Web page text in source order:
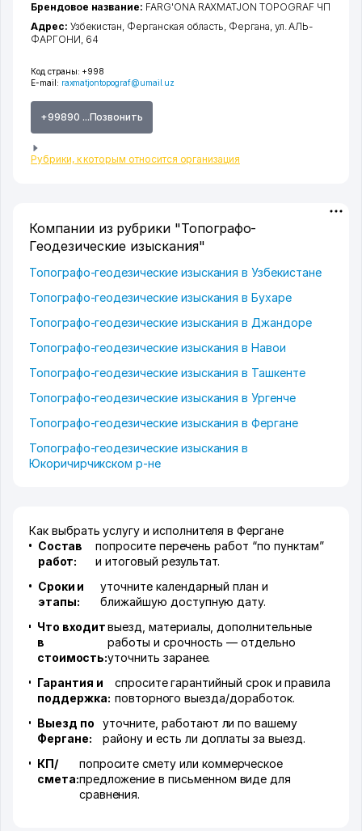
Код страны: +998
E-mail: raxmatjontopograf@umail.uz
+99890 ...Позвонить
Рубрики, к которым относится организация
Брендовое название: FARG'ONA RAXMATJON TOPOGRAF ЧП
Адрес: Узбекистан, Ферганская область, Фергана, ул. АЛЬ-
ФАРГОНИ, 64
Компании из рубрики "Топографо-
Геодезические изыскания"
Топографо-геодезические изыскания в Узбекистане
Топографо-геодезические изыскания в Бухаре
Топографо-геодезические изыскания в Джандоре
Топографо-геодезические изыскания в Навои
Топографо-геодезические изыскания в Ташкенте
Топографо-геодезические изыскания в Ургенче
Топографо-геодезические изыскания в Фергане
Топографо-геодезические изыскания в
Юкоричирчикском р-не
Как выбрать услугу и исполнителя в Фергане
Состав
работ:
попросите перечень работ “по пунктам”
и итоговый результат.
Сроки и
этапы:
уточните календарный план и
ближайшую доступную дату.
Что входит
в
стоимость:
выезд, материалы, дополнительные
работы и срочность — отдельно
уточнить заранее.
Гарантия и
поддержка:
спросите гарантийный срок и правила
повторного выезда/доработок.
Выезд по
Фергане:
уточните, работают ли по вашему
району и есть ли доплаты за выезд.
КП/
смета:
попросите смету или коммерческое
предложение в письменном виде для
сравнения.